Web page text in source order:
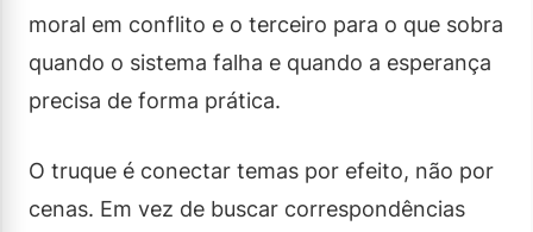
moral em conflito e o terceiro para o que sobra
quando o sistema falha e quando a esperança
precisa de forma prática.
O truque é conectar temas por efeito, não por
cenas. Em vez de buscar correspondências